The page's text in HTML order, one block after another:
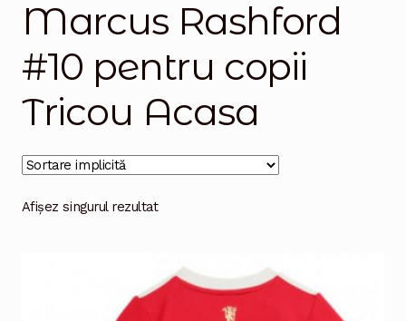
Marcus Rashford
#10 pentru copii
Tricou Acasa
Afișez singurul rezultat